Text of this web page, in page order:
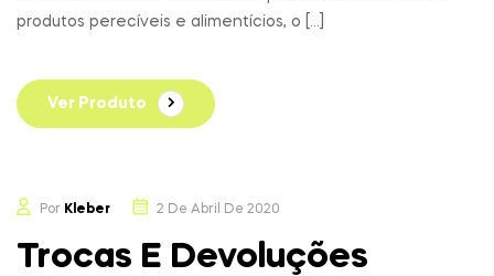
produtos perecíveis e alimentícios, o […]
Ver Produto
Por Kleber 2 De Abril De 2020
Trocas E Devoluções